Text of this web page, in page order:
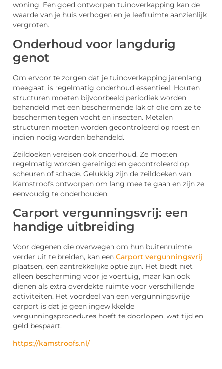
woning. Een goed ontworpen tuinoverkapping kan de
waarde van je huis verhogen en je leefruimte aanzienlijk
vergroten.
Onderhoud voor langdurig
genot
Om ervoor te zorgen dat je tuinoverkapping jarenlang
meegaat, is regelmatig onderhoud essentieel. Houten
structuren moeten bijvoorbeeld periodiek worden
behandeld met een beschermende lak of olie om ze te
beschermen tegen vocht en insecten. Metalen
structuren moeten worden gecontroleerd op roest en
indien nodig worden behandeld.
Zeildoeken vereisen ook onderhoud. Ze moeten
regelmatig worden gereinigd en gecontroleerd op
scheuren of schade. Gelukkig zijn de zeildoeken van
Kamstroofs ontworpen om lang mee te gaan en zijn ze
eenvoudig te onderhouden.
Carport vergunningsvrij: een
handige uitbreiding
Voor degenen die overwegen om hun buitenruimte
verder uit te breiden, kan een Carport vergunningsvrij
plaatsen, een aantrekkelijke optie zijn. Het biedt niet
alleen bescherming voor je voertuig, maar kan ook
dienen als extra overdekte ruimte voor verschillende
activiteiten. Het voordeel van een vergunningsvrije
carport is dat je geen ingewikkelde
vergunningsprocedures hoeft te doorlopen, wat tijd en
geld bespaart.
https://kamstroofs.nl/